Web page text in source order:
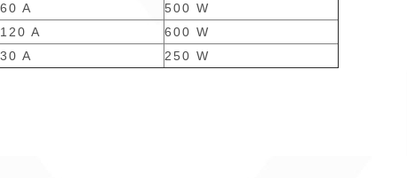
A
500 W
A
600 W
A 250 W